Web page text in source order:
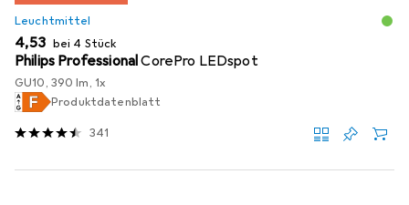
Leuchtmittel
EUR
4,53 bei 4 Stück
Philips ProfessionalCorePro LEDspot
GU10, 390 lm, 1x
Produktdatenblatt
341